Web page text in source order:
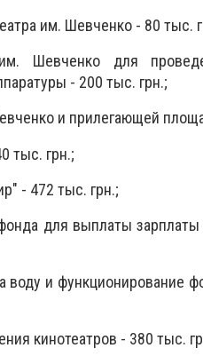
им. Шевченко - 80 тыс.
Шевченко для
- 200 тыс. грн.;
и прилегающей
тыс. грн.;
- 472 тыс. грн.;
для выплаты
воду и функционирование
кинотеатров - 380 тыс.